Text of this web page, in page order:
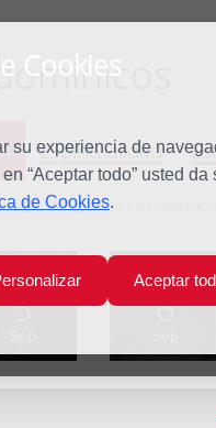
Cookies
su experiencia de
“Aceptar todo” usted
de Cookies.
Aceptar
Espiritualidad
Viernes de la Vigésimo
Lun
5
Mar
6